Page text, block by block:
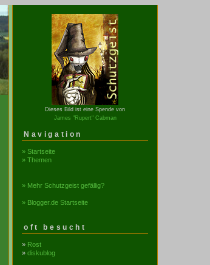
Dieses Bild ist eine Spende von
James "Rupert" Cabman
Navigation
» Startseite
» Themen
» Mehr Schutzgeist gefällig?
» Blogger.de Startseite
oft besucht
» Rost
» diskublog